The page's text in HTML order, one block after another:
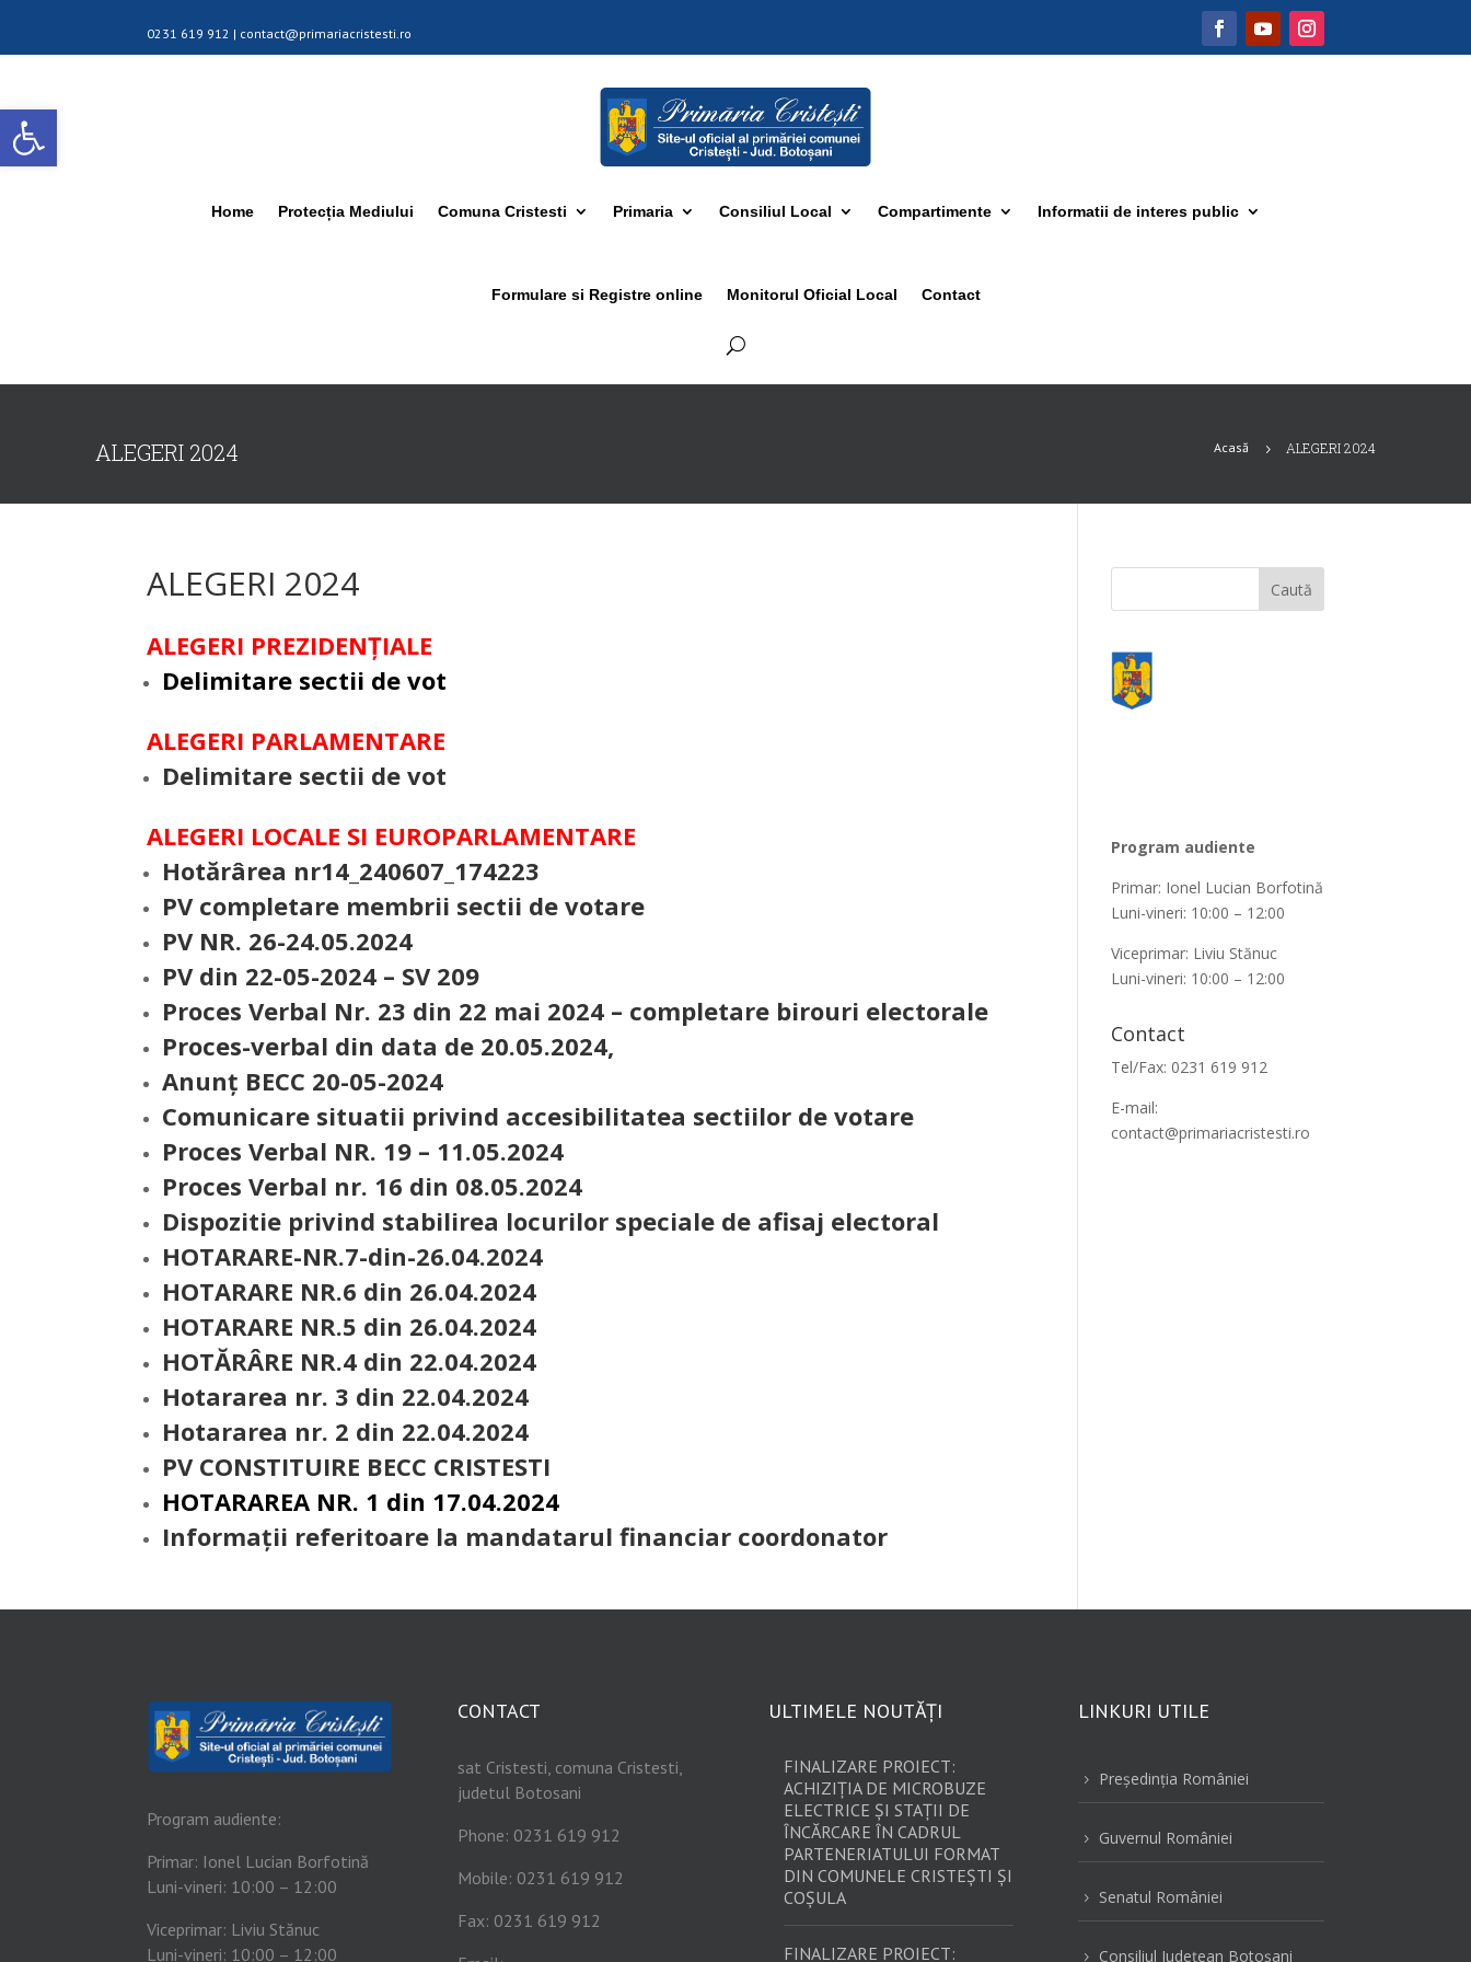
Deschide bara de unelte
0231 619 912 | contact@primariacristesti.ro
Home Protecția Mediului Comuna Cristesti Primaria Consiliul Local Compartimente Informatii de interes public
Formulare si Registre online Monitorul Oficial Local Contact
ALEGERI 2024 Acasă 5 ALEGERI 2024
ALEGERI 2024
ALEGERI PREZIDENȚIALE
Delimitare sectii de vot
ALEGERI PARLAMENTARE
Delimitare sectii de vot
ALEGERI LOCALE SI EUROPARLAMENTARE
Hotărârea nr14_240607_174223
PV completare membrii sectii de votare
PV NR. 26-24.05.2024
PV din 22-05-2024 – SV 209
Proces Verbal Nr. 23 din 22 mai 2024 – completare birouri electorale
Proces-verbal din data de 20.05.2024,
Anunţ BECC 20-05-2024
Comunicare situatii privind accesibilitatea sectiilor de votare
Proces Verbal NR. 19 – 11.05.2024
Proces Verbal nr. 16 din 08.05.2024
Dispozitie privind stabilirea locurilor speciale de afisaj electoral
HOTARARE-NR.7-din-26.04.2024
HOTARARE NR.6 din 26.04.2024
HOTARARE NR.5 din 26.04.2024
HOTĂRÂRE NR.4 din 22.04.2024
Hotararea nr. 3 din 22.04.2024
Hotararea nr. 2 din 22.04.2024
PV CONSTITUIRE BECC CRISTESTI
HOTARAREA NR. 1 din 17.04.2024
Informații referitoare la mandatarul financiar coordonator
Program audiente
Primar: Ionel Lucian Borfotină
Luni-vineri: 10:00 – 12:00
Viceprimar: Liviu Stănuc
Luni-vineri: 10:00 – 12:00
Contact
Tel/Fax: 0231 619 912
E-mail:
contact@primariacristesti.ro
Program audiente:
Primar: Ionel Lucian Borfotină
Luni-vineri: 10:00 – 12:00
Viceprimar: Liviu Stănuc
Luni-vineri: 10:00 – 12:00
CONTACT
sat Cristesti, comuna Cristesti,
judetul Botosani
Phone: 0231 619 912
Mobile: 0231 619 912
Fax: 0231 619 912
ULTIMELE NOUTĂȚI
FINALIZARE PROIECT:
ACHIZIȚIA DE MICROBUZE
ELECTRICE ȘI STAȚII DE
ÎNCĂRCARE ÎN CADRUL
PARTENERIATULUI FORMAT
DIN COMUNELE CRISTEȘTI ȘI
COȘULA
FINALIZARE PROIECT:
LINKURI UTILE
5 Preşedinţia României
5 Guvernul României
5 Senatul României
5 Consiliul Judeţean Botoşani